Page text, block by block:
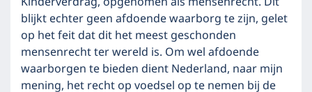
blijkt echter geen afdoende waarborg te zijn, gelet
op het feit dat dit het meest geschonden
mensenrecht ter wereld is. Om wel afdoende
waarborgen te bieden dient Nederland, naar mijn
mening, het recht op voedsel op te nemen bij de